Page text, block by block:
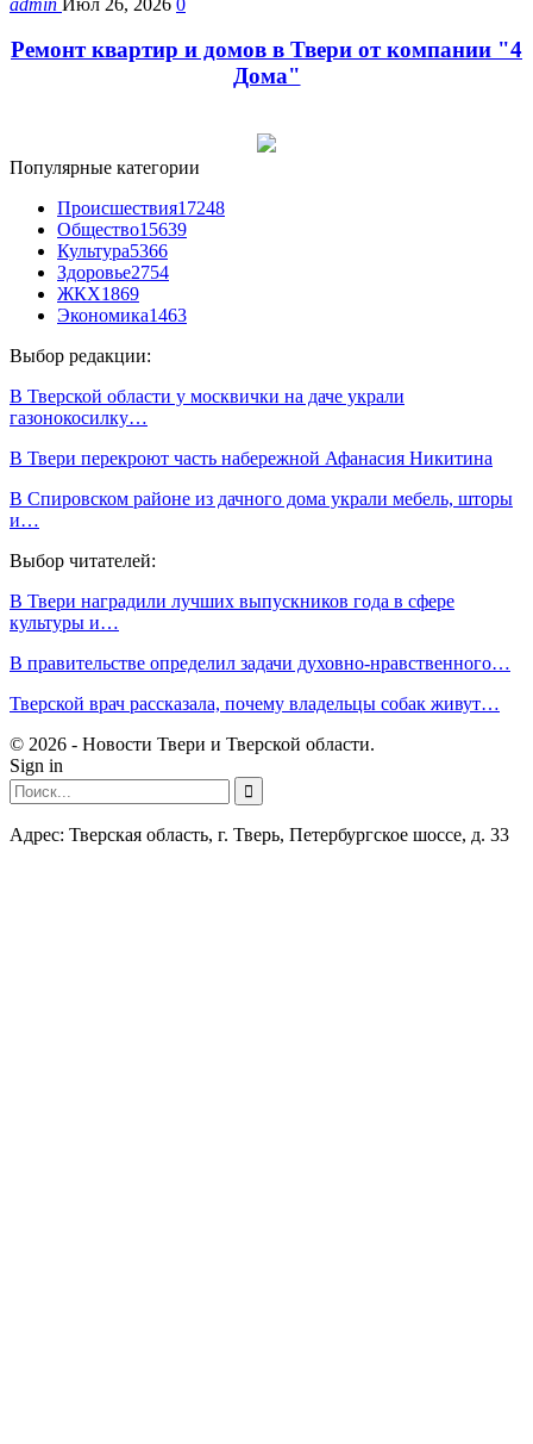
Ремонт квартир и домов в Твери от компании "4
Дома"
Популярные категории
Происшествия17248
Общество15639
Культура5366
Здоровье2754
ЖКХ1869
Экономика1463
Выбор редакции:
В Тверской области у москвички на даче украли
газонокосилку…
В Твери перекроют часть набережной Афанасия Никитина
В Спировском районе из дачного дома украли мебель, шторы
и…
Выбор читателей:
В Твери наградили лучших выпускников года в сфере
культуры и…
В правительстве определил задачи духовно-нравственного…
Тверской врач рассказала, почему владельцы собак живут…
© 2026 - Новости Твери и Тверской области.
Sign in
Адрес: Тверская область, г. Тверь, Петербургское шоссе, д. 33